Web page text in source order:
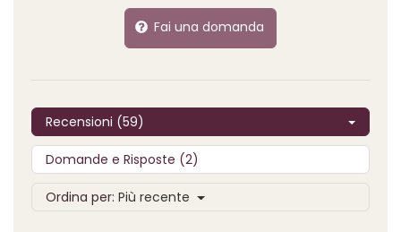
Fai una domanda
Recensioni (59)
Domande e Risposte (2)
Ordina per: Più recente